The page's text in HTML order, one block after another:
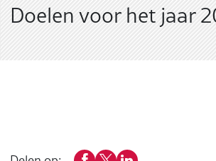
Doelen voor het jaar